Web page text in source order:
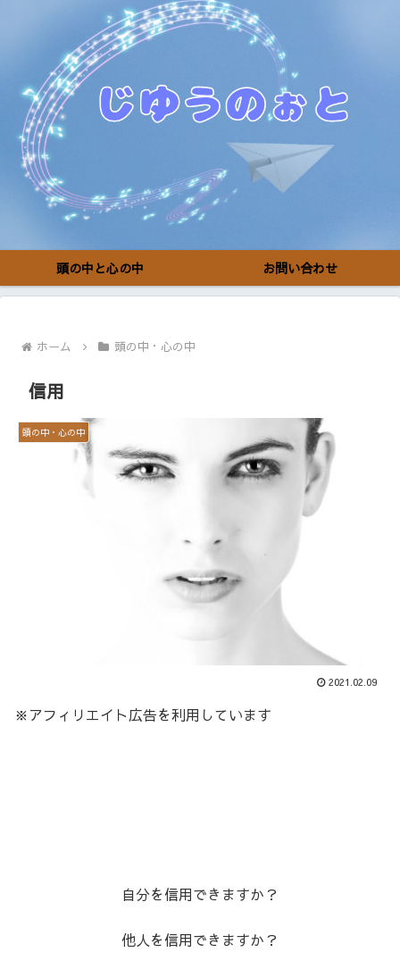
頭の中と心の中 お問い合わせ
ホーム 頭の中・心の中
信用
頭の中・心の中
2021.02.09
※アフィリエイト広告を利用しています
自分を信用できますか？
他人を信用できますか？